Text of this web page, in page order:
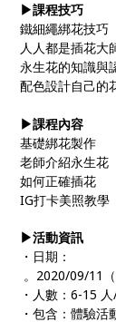
▶課程技巧
鐵細繩綁花技巧
人人都是插花大
永生花的知識與
配色設計自己的
▶課程內容
基礎綁花製作
老師介紹永生花
如何正確插花
IG打卡美照教學
▶活動資訊
・日期：
。2020/09/11
・人數：6-15
・包含：體驗